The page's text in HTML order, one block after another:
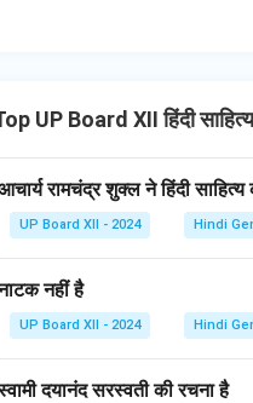
UP Board XII हिंदी
रामचंद्र शुक्ल ने हिंदी
UP Board XII - 2024 Hindi
नहीं है
UP Board XII - 2024 Hindi
दयानंद सरस्वती की रचना है